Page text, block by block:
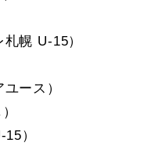
幌 U-15）
ース）
）